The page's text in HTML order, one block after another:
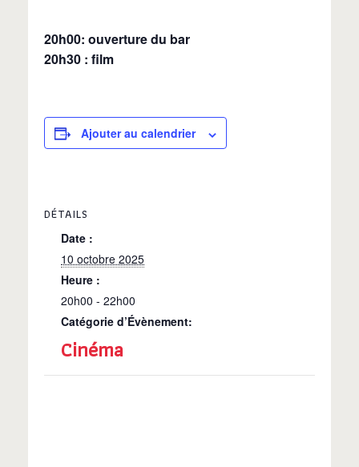
20h00: ouverture du bar
20h30 : film
Ajouter au calendrier
DÉTAILS
Date :
10 octobre 2025
Heure :
20h00 - 22h00
Catégorie d’Évènement:
Cinéma